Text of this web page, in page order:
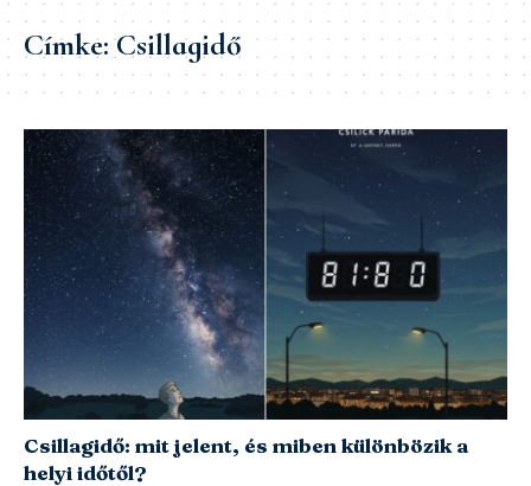
Címke:Csillagidő
Csillagidő: mit jelent, és miben különbözik a
helyi időtől?